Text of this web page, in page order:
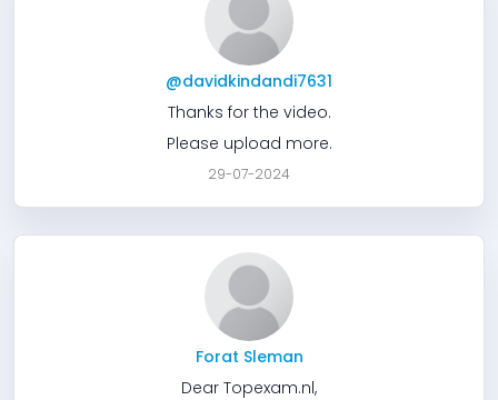
@davidkindandi7631
Thanks for the video.
Please upload more.
29-07-2024
Forat Sleman
Dear Topexam.nl,